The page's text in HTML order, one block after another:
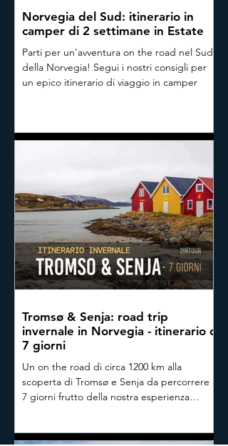
Norvegia del Sud: itinerario in
camper di 2 settimane in Estate
Parti per un'avventura on the road nel Sud
della Norvegia! Segui i nostri consigli per
un epico itinerario di viaggio in camper
Tromsø & Senja: road trip
invernale in Norvegia - itinerario di
7 giorni
Un on the road di circa 1200 km alla
scoperta di Tromsø e Senja da percorrere in
7 giorni frutto della nostra esperienza
Norvegia, tra fiordi, paesaggi ghiacciati,